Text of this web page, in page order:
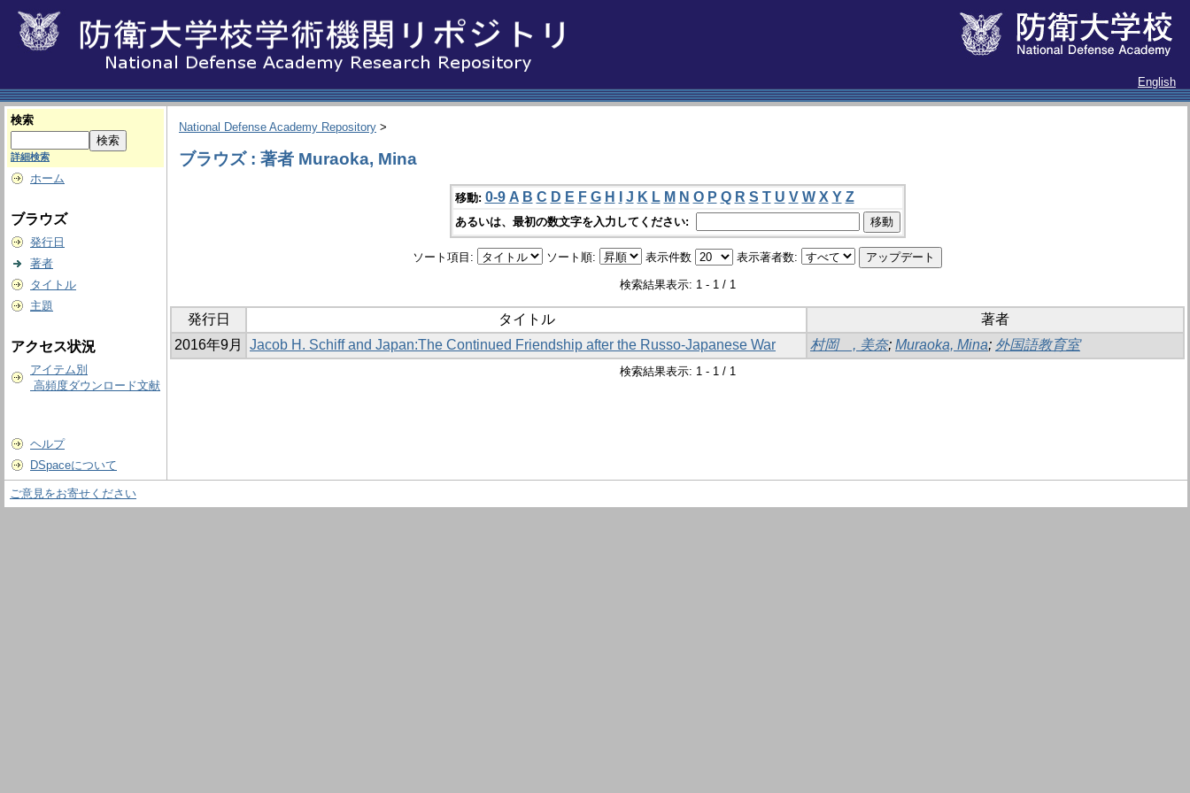
English
検索
詳細検索
ホーム
ブラウズ
発行日
著者
タイトル
主題
アクセス状況
アイテム別
高頻度ダウンロード文献
ヘルプ
DSpaceについて
National Defense Academy Repository >
ブラウズ : 著者 Muraoka, Mina
移動: 0-9 A B C D E F G H J K L M N O P Q R S T U V W X Y Z
あるいは、最初の数文字を入力してください:
ソート項目: ソート順: 表示件数 表示著者数:
検索結果表示: 1 - 1 / 1
発行日 タイトル
著者
2016年9月
Jacob H. Schiff and Japan:The Continued Friendship after the Russo-Japanese War 村岡 , 美奈; Muraoka, Mina; 外国語教育室
検索結果表示: 1 - 1 / 1
ご意見をお寄せください